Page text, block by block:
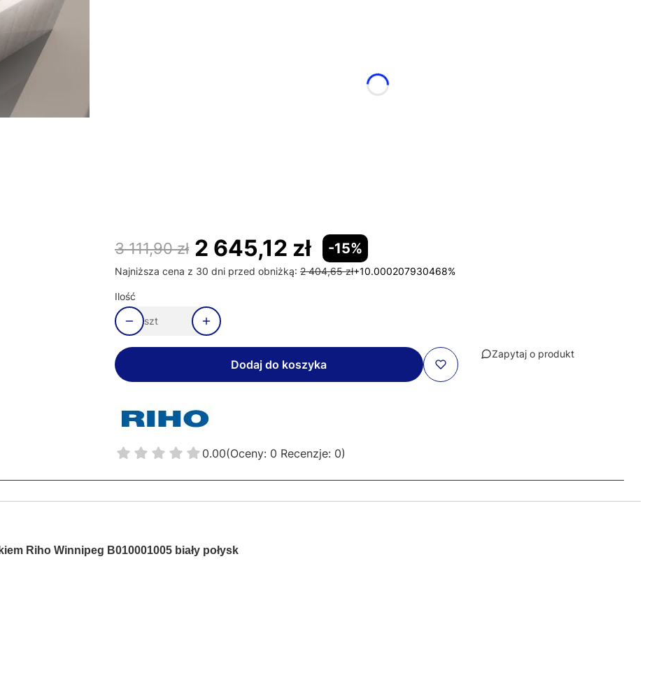
3 111,90 zł 2 645,12 zł -15%
Najniższa cena z 30 dni przed obniżką: 2 404,65 zł+10.000207930468%
Ilość
szt
Dodaj do koszyka
Zapytaj o produkt
0.00(Oceny: 0 Recenzje: 0)
Riho Winnipeg B010001005 biały połysk